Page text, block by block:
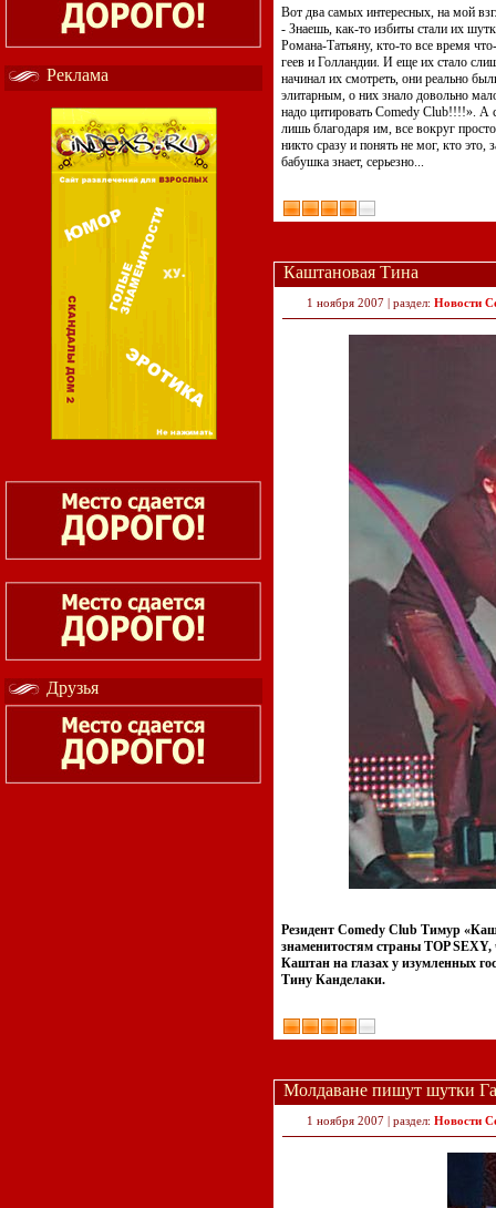
Реклама
Друзья
Вот два самых интересных, на мой
- Знаешь, как-то избиты стали их
Романа-Татьяну, кто-то все время
геев и Голландии. И еще их стало
начинал их смотреть, они реально
элитарным, о них знало довольно
надо цитировать Comedy Club!!!!». А
лишь благодаря им, все вокруг
никто сразу и понять не мог, кто это,
бабушка знает, серьезно...
Каштановая Тина
1 ноября 2007 | раздел: Новости
Резидент Comedy Club Тимур
знаменитостям страны TOP
Каштан на глазах у изумленных
Тину Канделаки.
Молдаване пишут шутки
1 ноября 2007 | раздел: Новости